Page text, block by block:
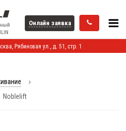
Онлайн заявка
Рябиновая ул., д. 51, стр. 1
Noblelift